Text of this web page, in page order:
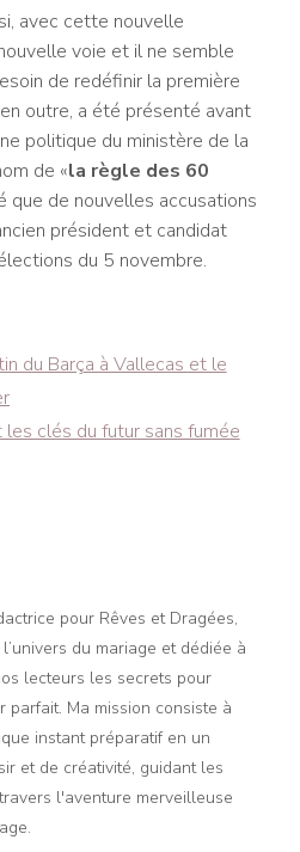
avec cette nouvelle
voie et il ne semble
de redéfinir la première
outre, a été présenté avant
politique du ministère de la
de «la règle des 60
que de nouvelles accusations
président et candidat
du 5 novembre.
du Barça à Vallecas et le
clés du futur sans fumée
pour Rêves et Dragées,
du mariage et dédiée à
lecteurs les secrets pour
parfait. Ma mission consiste à
instant préparatif en un
et de créativité, guidant les
l'aventure merveilleuse